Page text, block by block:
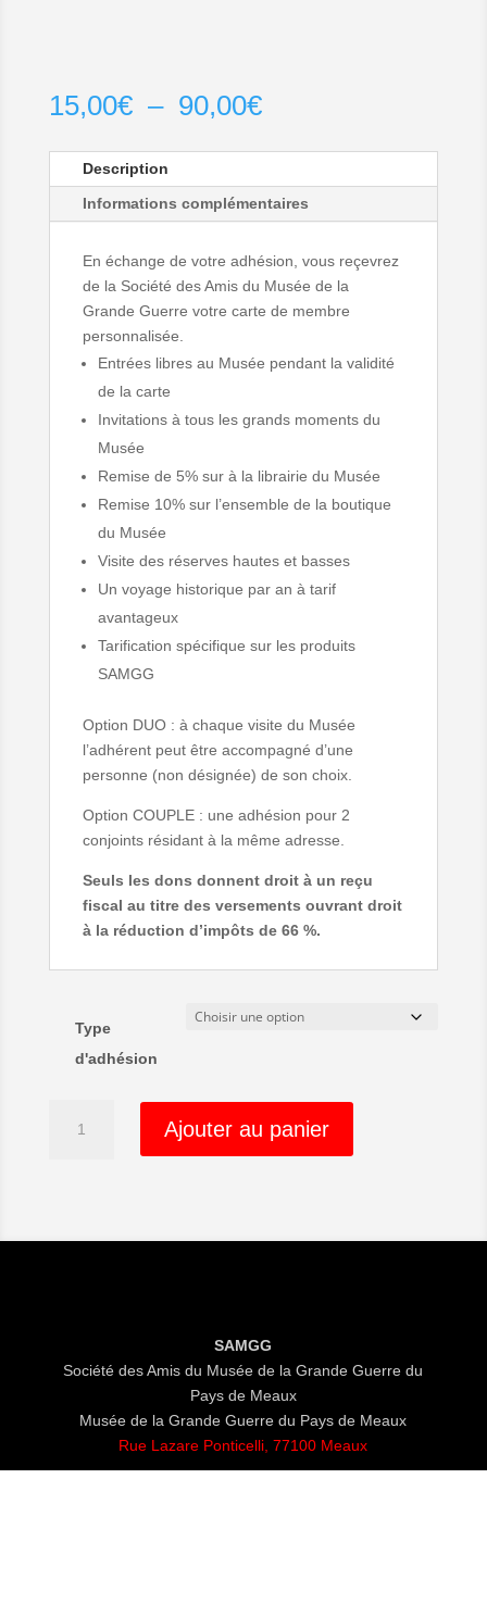
15,00€ – 90,00€Plage
prix :
15,00€
à
90,00€
Description
Informations complémentaires
En échange de votre adhésion, vous reçevrez
de la Société des Amis du Musée de la
Grande Guerre votre carte de membre
personnalisée.
Entrées libres au Musée pendant la validité
de la carte
Invitations à tous les grands moments du
Musée
Remise de 5% sur à la librairie du Musée
Remise 10% sur l’ensemble de la boutique
du Musée
Visite des réserves hautes et basses
Un voyage historique par an à tarif
avantageux
Tarification spécifique sur les produits
SAMGG
Option DUO : à chaque visite du Musée
l’adhérent peut être accompagné d’une
personne (non désignée) de son choix.
Option COUPLE : une adhésion pour 2
conjoints résidant à la même adresse.
Seuls les dons donnent droit à un reçu
fiscal au titre des versements ouvrant droit
à la réduction d’impôts de 66 %.
Type
d'adhésion
Ajouter au panier
SAMGG
Société des Amis du Musée de la Grande Guerre du
Pays de Meaux
Musée de la Grande Guerre du Pays de Meaux
Rue Lazare Ponticelli, 77100 Meaux